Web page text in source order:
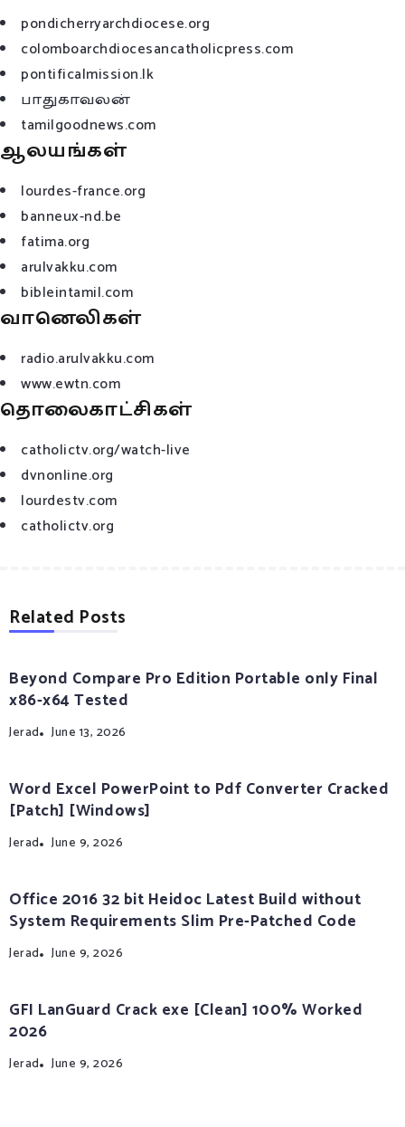
pondicherryarchdiocese.org
colomboarchdiocesancatholicpress.com
pontificalmission.lk
பாதுகாவலன்
tamilgoodnews.com
ஆலயங்கள்
lourdes-france.org
banneux-nd.be
fatima.org
arulvakku.com
bibleintamil.com
வானெலிகள்
radio.arulvakku.com
www.ewtn.com
தொலைகாட்சிகள்
catholictv.org/watch-live
dvnonline.org
lourdestv.com
catholictv.org
Related Posts
Beyond Compare Pro Edition Portable only Final
x86-x64 Tested
Jerad June 13, 2026
Word Excel PowerPoint to Pdf Converter Cracked
[Patch] [Windows]
Jerad June 9, 2026
Office 2016 32 bit Heidoc Latest Build without
System Requirements Slim Pre-Patched Code
Jerad June 9, 2026
GFI LanGuard Crack exe [Clean] 100% Worked
2026
Jerad June 9, 2026